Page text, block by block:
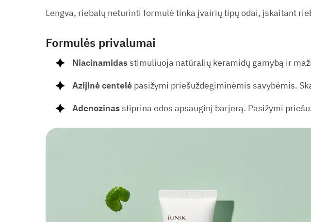
Lengva, riebalų neturinti formulė tinka įvairių tipų odai, įskaitant
Formulės privalumai
Niacinamidas stimuliuoja natūralių keramidų gamybą ir
Azijinė centelė pasižymi priešuždegiminėmis savybėmis.
Adenozinas stiprina odos apsauginį barjerą. Pasižymi